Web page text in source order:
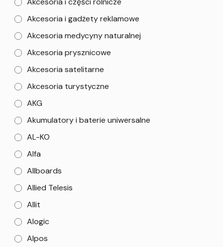
Akcesoria i gadżety reklamowe
Akcesoria medycyny naturalnej
Akcesoria prysznicowe
Akcesoria satelitarne
Akcesoria turystyczne
AKG
Akumulatory i baterie uniwersalne
AL-KO
Alfa
Allboards
Allied Telesis
Allit
Alogic
Alpos